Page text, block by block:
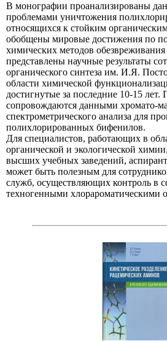
В монографии проанализированы
проблемами уничтожения
относящихся к стойким
обобщены мировые достижения по
химических методов
представлены научные результаты
органического синтеза им. И.Я.
области химической
достигнутые за последние 10-15
сопровождаются данными хромато-
спектрометрического анализа для
полихлорированных бифенилов.
Для специалистов, работающих в
органической и экологической
высших учебных заведений,
может быть полезным для
служб, осуществляющих контроль в
техногенными хлорароматическими